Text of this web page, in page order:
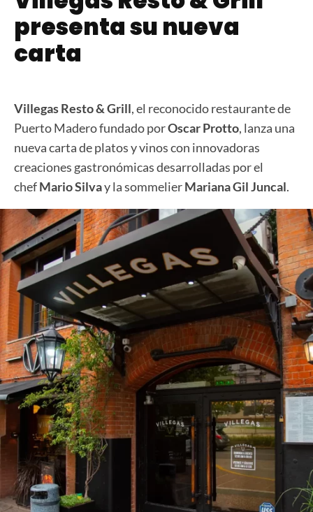
presenta su nueva
carta
Villegas Resto & Grill, el reconocido restaurante de
Puerto Madero fundado porOscar Protto, lanza una
nueva carta de platos y vinos con innovadoras
creaciones gastronómicas desarrolladas por el
chefMario Silvay la sommelierMariana Gil Juncal.